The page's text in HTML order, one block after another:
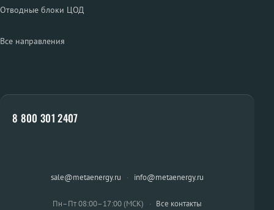
Отводные блоки ЦОД
Все направления
8 800 301 2407
sale@metaenergy.ru · info@metaenergy.ru
Пн–Пт 08:00–17:00 (МСК) · Все контакты